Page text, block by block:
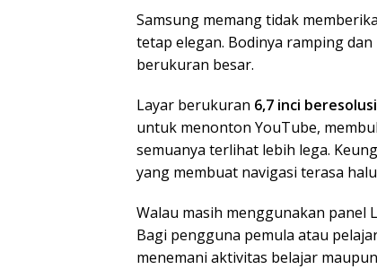
Samsung memang tidak
tetap elegan. Bodinya ramping
berukuran besar.
Layar berukuran 6,7 inci
untuk menonton YouTube,
semuanya terlihat lebih lega.
yang membuat navigasi terasa
Walau masih menggunakan panel
Bagi pengguna pemula atau
menemani aktivitas belajar